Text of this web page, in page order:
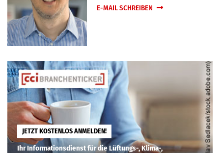
E-MAIL SCHREIBEN
JETZT KOSTENLOS ANMELDEN!
Ihr Informationsdienst für die Lüftungs-, Klima-,